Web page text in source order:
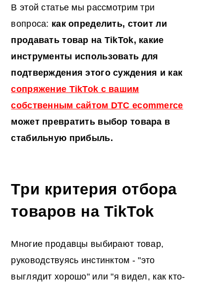
В этой статье мы рассмотрим три
вопроса: как определить, стоит ли
продавать товар на TikTok, какие
инструменты использовать для
подтверждения этого суждения и как
сопряжение TikTok с вашим
собственным сайтом DTC ecommerce
может превратить выбор товара в
стабильную прибыль.
Три критерия отбора
товаров на TikTok
Многие продавцы выбирают товар,
руководствуясь инстинктом - "это
выглядит хорошо" или "я видел, как кто-